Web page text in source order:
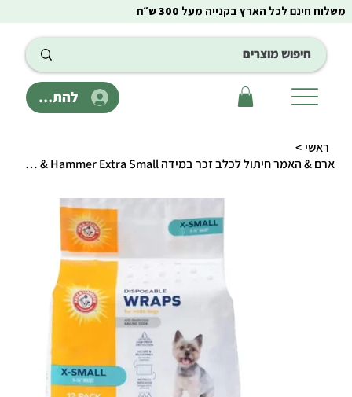
להתחבר
משלוח חינם לכל הארץ בקנייה מעל 300 ש״ח
ראשי >
ארם & האמר חיתול לכלב זכר במידה Arm & Hammer Extra Small